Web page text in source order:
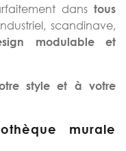
dans tous
scandinave,
modulable et
style et à votre
murale